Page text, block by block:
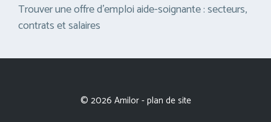
Trouver une offre d’emploi aide-soignante : secteurs,
contrats et salaires
© 2026 Amilor -plan de site